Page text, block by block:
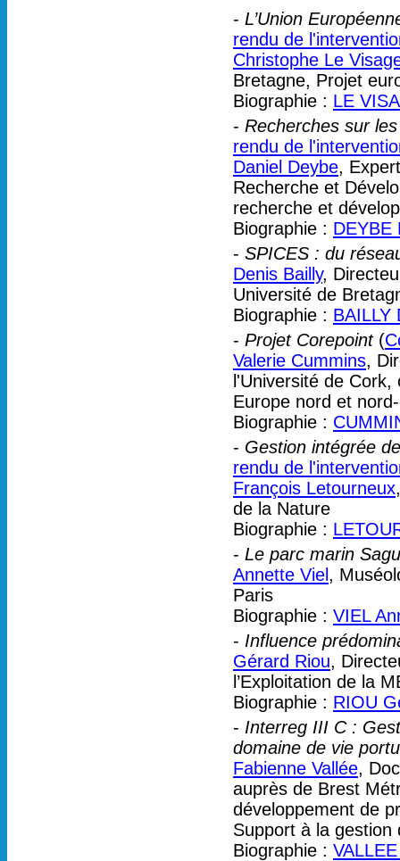
- L’Union
rendu de
Christophe Le
Bretagne, Projet
Biographie : LE
- Recherches sur
rendu de
Daniel Deybe,
Recherche et
recherche et
Biographie : DEYBE
- SPICES : du
Denis Bailly,
Université de
Biographie : BAILLY
- Projet Corepoint(
Valerie Cummins,
l'Université de
Europe nord et
Biographie :
- Gestion intégrée
rendu de
François Letourneux
de la Nature
Biographie :
- Le parc marin
Annette Viel ,
Paris
Biographie : VIEL
- Influence
Gérard Riou,
l’Exploitation de la
Biographie : RIOU
- Interreg III C :
domaine de vie
Fabienne Vallée,
auprès de Brest
développement de
Support à la
Biographie :